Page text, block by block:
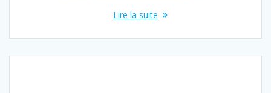
Lire la suite